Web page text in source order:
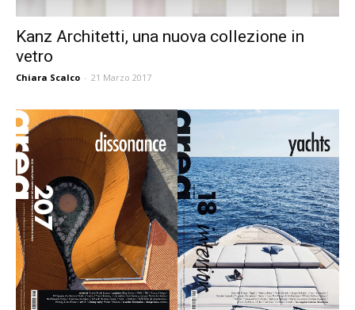
Kanz Architetti, una nuova collezione in
vetro
Chiara Scalco - 21 Marzo 2017